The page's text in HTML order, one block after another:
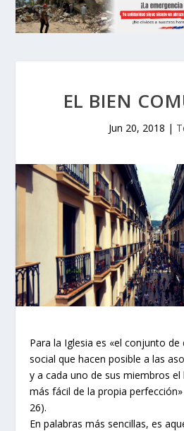
EL BIEN
Jun 20, 2018 |
Para la Iglesia es «el conjunto
social que hacen posible a las
y a cada uno de sus miembros
más fácil de la propia
26).
En palabras más sencillas, es